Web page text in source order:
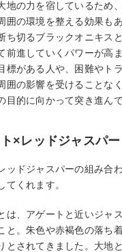
地の力を宿しているため
囲の環境を整える効果も
ち切るブラックオニキス
前進していくパワーが高
標がある人や、困難やト
囲の影響を受けることな
目的に向かって突き進ん
×レッドジャスパー
ッドジャスパーの組み合
てくれます。
は、アゲートと近いジャ
と。朱色や赤褐色の落ち
とされてきました。大地